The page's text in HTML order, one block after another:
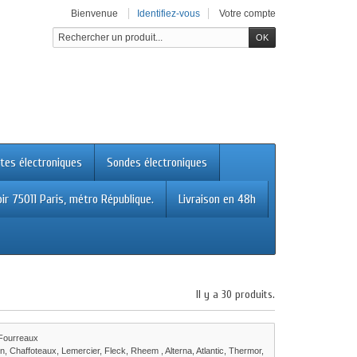
Bienvenue Identifiez-vous Votre compte
électroniques Sondes électroniques
75011 Paris, métro République. Livraison en 48h
Il y a 30 produits.
Lemercier, Fleck, Rheem , Alterna, Atlantic, Thermor,